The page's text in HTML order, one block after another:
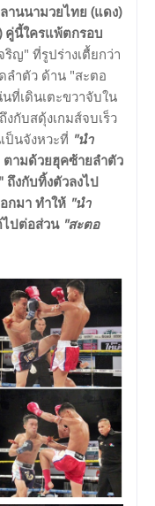
านนามวยไทย (แดง)
คู่นี้ใครแพ้ตกรอบ
ริญ" ที่รูปร่างเตื้ยกว่า
ลำตัว ด้าน "สะตอ
ที่เดินเตะขวาจับใน
กับสดุ้งเกมส์จบเร็ว
ป็นจังหวะที่ "นำ
ามด้วยฮุคซ้ายลำตัว
ถึงกับทิ้งตัวลงไป
กมา ทำให้ "นำ
ไปต่อส่วน "สะตอ